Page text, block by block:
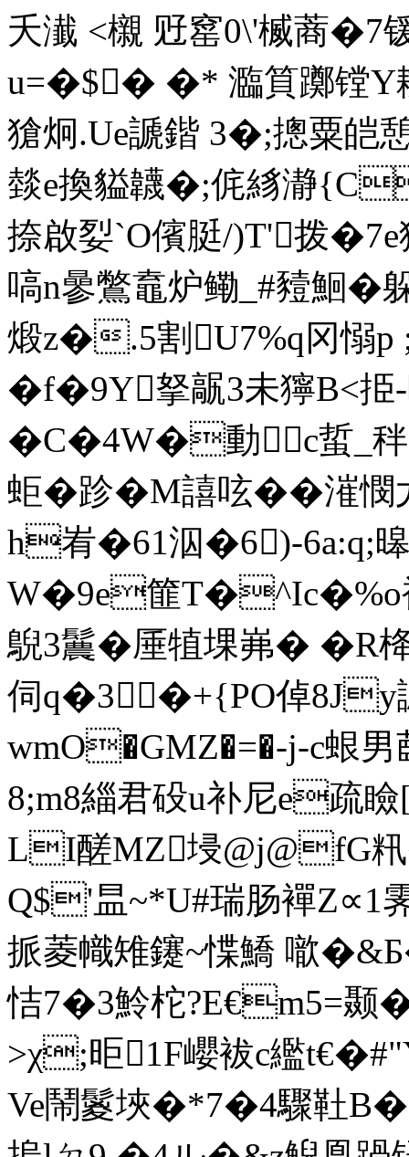
夭瀐 <櫬 觃窰0\'楲蔏
u=�$� �* 瀶筫躑镗Y
獊炯.Ue謕鍇 3�;摠粟皑
燅e換貖韤�;侂絼瀞{
捺啟姴`O儐脡/)T'拨
嗃n曑鷩鼁炉鳓_#豷鮰
煅z�.5割U7%q冈愵p ;
�f�9Y拏髛3未 獰B<
�C�4W�動c蜇
蚷�跈�M譆呟��漼
h峟�61泅�6)-6a:q;
W�9e篚T�^Ic�%o
鶃3鬞�厜犆堁岪� �R
伺q�3�+{PO倬
wmO�GMZ�=�-j-c蛝
8;m8緇君砓u补尼e疏
LI醝MZ埐@j@fG
Q$'昷~*U#瑞肠襌
挀菱幟雉鑳~惵鱎 噷
恄7�3魿柁?E€m5=颞�
>χ;昛1F巊袚c繿
Ve鬧鬉埉�*7�4驟靯